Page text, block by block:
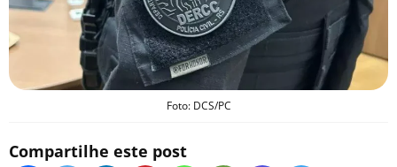
Foto: DCS/PC
Compartilhe este post